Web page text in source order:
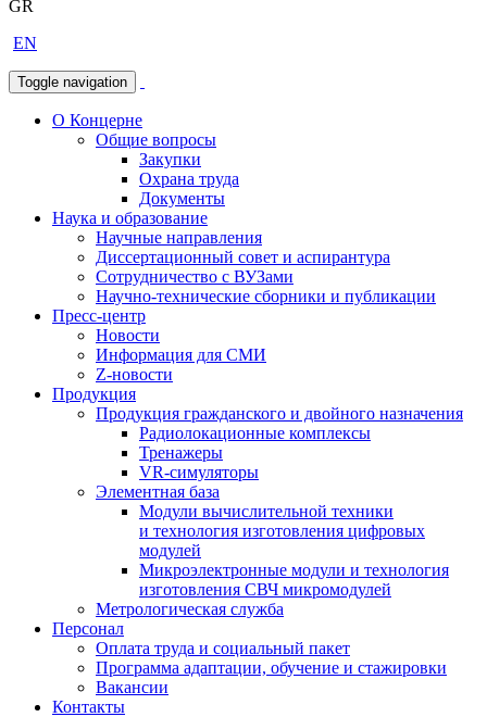
GR
EN
Toggle navigation
О Концерне
Общие вопросы
Закупки
Охрана труда
Документы
Наука и образование
Научные направления
Диссертационный совет и аспирантура
Сотрудничество с ВУЗами
Научно-технические сборники и публикации
Пресс-центр
Новости
Информация для СМИ
Z-новости
Продукция
Продукция гражданского и двойного назначения
Радиолокационные комплексы
Тренажеры
VR-симуляторы
Элементная база
Модули вычислительной техники
и технология изготовления цифровых
модулей
Микроэлектронные модули и технология
изготовления СВЧ микромодулей
Метрологическая служба
Персонал
Оплата труда и социальный пакет
Программа адаптации, обучение и стажировки
Вакансии
Контакты